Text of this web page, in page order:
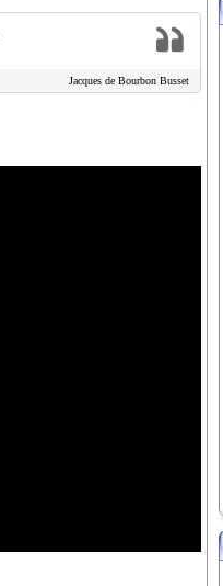
Jacques de Bourbon Busset